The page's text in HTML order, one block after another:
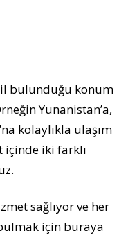
bulunduğu konum
Yunanistan’a,
kolaylıkla ulaşım
iki farklı
sağlıyor ve her
için buraya